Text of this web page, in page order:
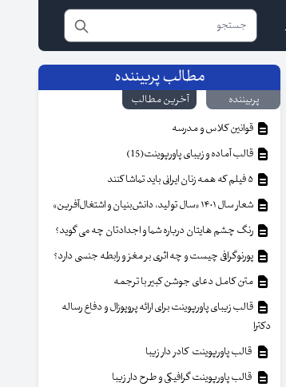
مطالب پربیننده
پربیننده
آخرین مطالب
قوانین کلاس و مدرسه
قالب آماده و زیبای پاورپوینت(15)
شعار سال ۱۴۰۱ «سال تولید، دانش‌بنیان و اشتغال‌آفرین»
رنگ چشم هایتان درباره شما و اجدادتان چه می گوید؟
پورنوگرافی چیست و چه اثری بر مغز و رابطه جنسی دارد؟
متن کامل دعای جوشن کبیر با ترجمه
قالب زیبای پاورپوینت برای ارائه پروپوزال و دفاع رساله
دکترا
قالب پاورپوینت کادر دار زیبا
قالب پاورپوینت گرافیکی و طرح دار زیبا